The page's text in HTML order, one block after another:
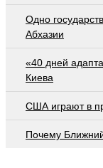
Одно
Абхазии
«40 дней
Киева
США играют в
Почему